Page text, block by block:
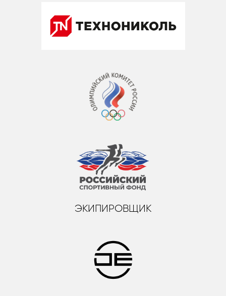
ЭКИПИРОВЩИК